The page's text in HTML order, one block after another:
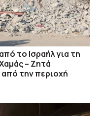
το Ισραήλ για τη
– Zητά
την περιοχή